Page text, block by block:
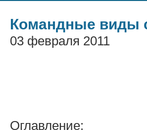
Командные виды
03 февраля 2011
Оглавление: